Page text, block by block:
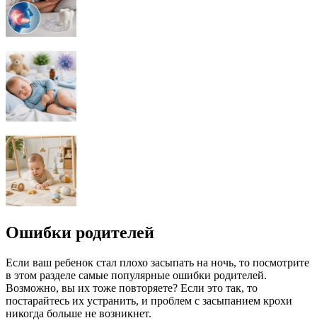
Ошибки родителей
Если ваш ребенок стал плохо засыпать на ночь, то посмотрите
в этом разделе самые популярные ошибки родителей.
Возможно, вы их тоже повторяете? Если это так, то
постарайтесь их устранить, и проблем с засыпанием крохи
никогда больше не возникнет.